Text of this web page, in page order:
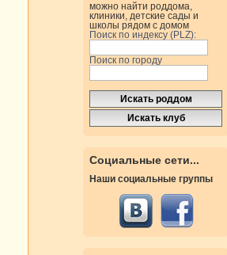
можно найти роддома,
клиники, детские сады и
школы рядом с домом
Поиск по индексу (PLZ):
Поиск по городу
Социальные сети...
Наши социальные группы